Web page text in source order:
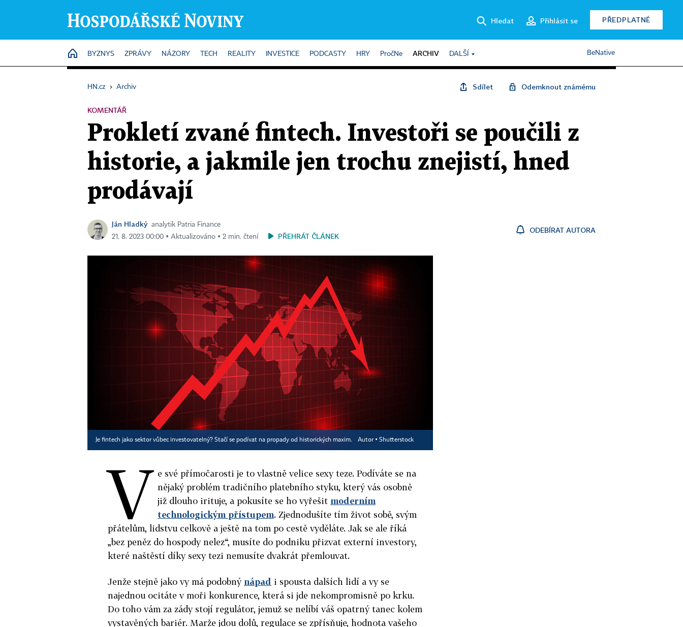
Hledat Přihlásit se PŘEDPLATNÉ
HOME
BYZNYS ZPRÁVY NÁZORY TECH REALITY INVESTICE PODCASTY HRY PročNe ARCHIV DALŠÍ BeNative
HN.cz › Archiv Sdílet Odemknout známému
KOMENTÁŘ
Prokletí zvané fintech. Investoři se poučili z
historie, a jakmile jen trochu znejistí, hned
prodávají
Ján Hladký analytik Patria Finance
21. 8. 2023 00:00 ▪ Aktualizováno ▪ 2 min. čtení
PŘEHRÁT ČLÁNEK
ODEBÍRAT AUTORA
Je fintech jako sektor vůbec investovatelný? Stačí se podívat na propady od historických maxim. Autor ▪ Shutterstock
V e své přímočarosti je to vlastně velice sexy teze. Podíváte se na
nějaký problém tradičního platebního styku, který vás osobně
již dlouho irituje, a pokusíte se ho vyřešit moderním
technologickým přístupem. Zjednodušíte tím život sobě, svým
přátelům, lidstvu celkově a ještě na tom po cestě vyděláte. Jak se ale říká
„bez peněz do hospody nelez“, musíte do podniku přizvat externí investory,
které naštěstí díky sexy tezi nemusíte dvakrát přemlouvat.
Jenže stejně jako vy má podobný nápad i spousta dalších lidí a vy se
najednou ocitáte v moři konkurence, která si jde nekompromisně po krku.
Do toho vám za zády stojí regulátor, jemuž se nelíbí váš opatrný tanec kolem
vystavěných bariér. Marže jdou dolů, regulace se zpřísňuje, hodnota vašeho